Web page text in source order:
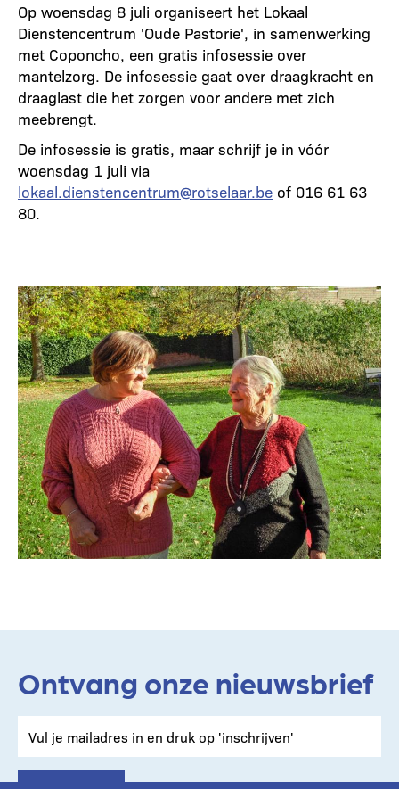
Op woensdag 8 juli organiseert het Lokaal
Dienstencentrum 'Oude Pastorie', in samenwerking
met Coponcho, een gratis infosessie over
mantelzorg. De infosessie gaat over draagkracht en
draaglast die het zorgen voor andere met zich
meebrengt.
De infosessie is gratis, maar schrijf je in vóór
woensdag 1 juli via
lokaal.dienstencentrum@rotselaar.be of 016 61 63
80.
Ontvang onze nieuwsbrief